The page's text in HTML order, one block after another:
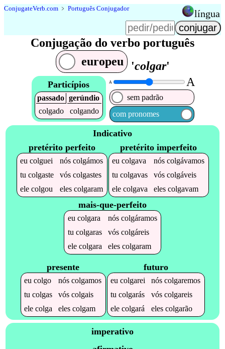
ConjugateVerb.com ﹥ Português Conjugador língua
Conjugação do verbo português
europeu
'colgar'
Particípios
passado gerúndio
colgado
colgando
A A
sem padrão
com pronomes
Indicativo
pretérito perfeito
eucolguei nóscolgámos
tucolgaste vóscolgastes
elecolgou elescolgaram
pretérito imperfeito
eucolgava nóscolgávamos
tucolgavas vóscolgáveis
elecolgava elescolgavam
mais-que-perfeito
eu colgara nós colgáramos
tu colgaras vós colgáreis
ele colgara eles colgaram
presente
eucolgo nóscolgamos
tucolgas vóscolgais
elecolga elescolgam
futuro
eucolgarei nóscolgaremos
tucolgarás vóscolgareis
elecolgará elescolgarão
imperativo